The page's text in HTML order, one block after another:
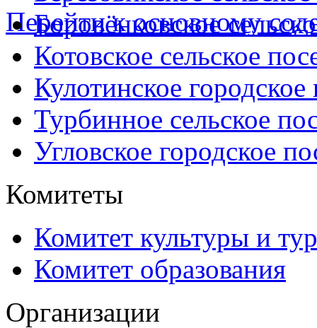
Перейти к основному
Боровёнковское
Котовское сельское
Кулотинское городское
Турбинное сельское
Угловское городское
Комитеты
Комитет культуры и
Комитет образования
Организации